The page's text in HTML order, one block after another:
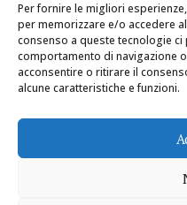
Per fornire le migliori
per memorizzare e/o accedere
consenso a queste tecnologie
comportamento di navigazione
acconsentire o ritirare il
alcune caratteristiche e funzioni.